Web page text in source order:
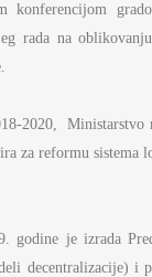
konferencijom
rada na
2020, Ministarstvo
za reformu sistema
je izrada
decentralizacije) i